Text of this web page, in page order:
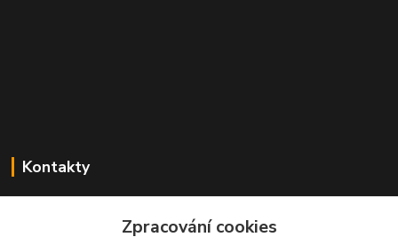
Kontakty
+420 725 613 837
Zpracování cookies